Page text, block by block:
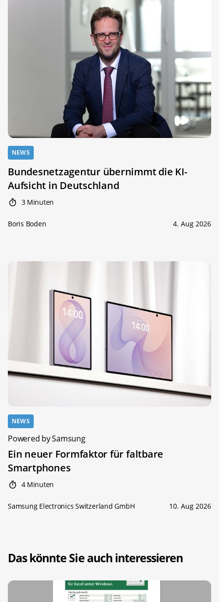
NEWS
Bundesnetzagentur übernimmt die KI-
Aufsicht in Deutschland
3 Minuten
Boris Boden 4. Aug 2026
NEWS
Powered by Samsung
Ein neuer Formfaktor für faltbare
Smartphones
4 Minuten
Samsung Electronics Switzerland GmbH 10. Aug 2026
Das könnte Sie auch interessieren